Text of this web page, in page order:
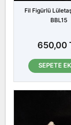
Fil Figürlü
BBL15
650,00
SEPETE